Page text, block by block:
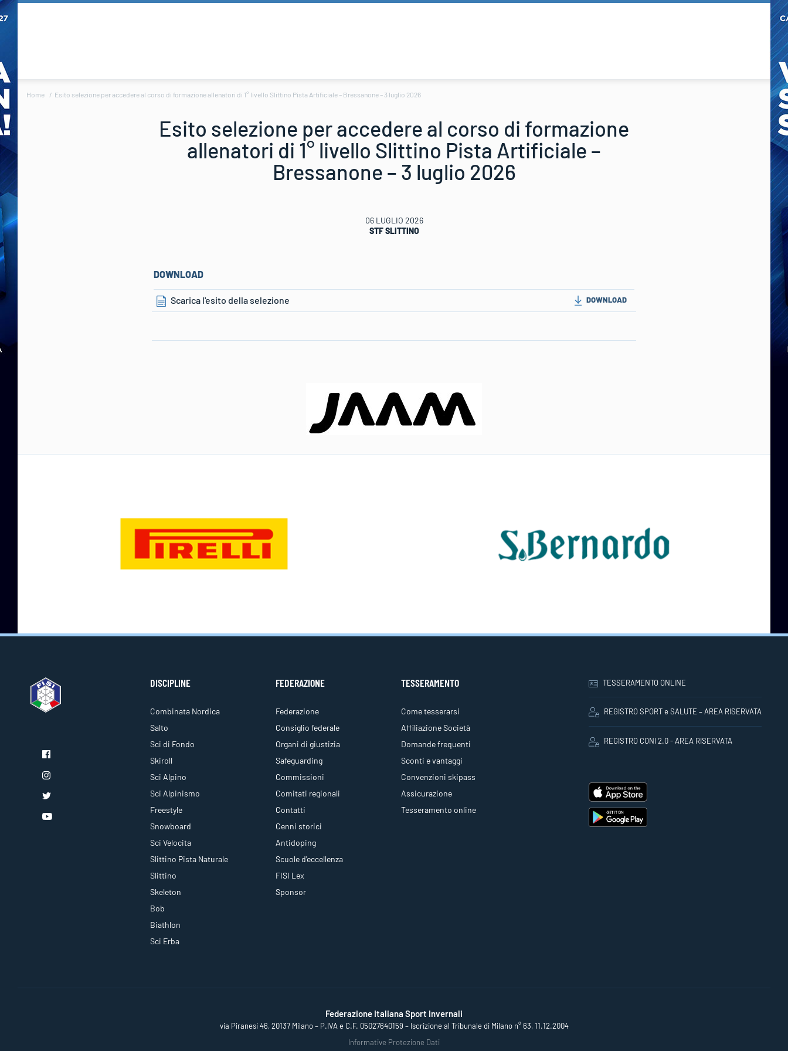
Home Esito selezione per accedere al corso di formazione allenatori di 1° livello Slittino Pista Artificiale – Bressanone – 3 luglio 2026
Esito selezione per accedere al corso di formazione
allenatori di 1° livello Slittino Pista Artificiale –
Bressanone – 3 luglio 2026
06 LUGLIO 2026
STF SLITTINO
DOWNLOAD
Scarica l'esito della selezione DOWNLOAD
DISCIPLINE
Combinata Nordica
Salto
Sci di Fondo
Skiroll
Sci Alpino
Sci Alpinismo
Freestyle
Snowboard
Sci Velocita
Slittino Pista Naturale
Slittino
Skeleton
Bob
Biathlon
Sci Erba
FEDERAZIONE
Federazione
Consiglio federale
Organi di giustizia
Safeguarding
Commissioni
Comitati regionali
Contatti
Cenni storici
Antidoping
Scuole d'eccellenza
FISI Lex
Sponsor
TESSERAMENTO
Come tesserarsi
Affiliazione Società
Domande frequenti
Sconti e vantaggi
Convenzioni skipass
Assicurazione
Tesseramento online
TESSERAMENTO ONLINE
REGISTRO SPORT e SALUTE – AREA RISERVATA
REGISTRO CONI 2.0 - AREA RISERVATA
Federazione Italiana Sport Invernali
via Piranesi 46, 20137 Milano – P.IVA e C.F. 05027640159 – Iscrizione al Tribunale di Milano n° 63, 11.12.2004
Informative Protezione Dati